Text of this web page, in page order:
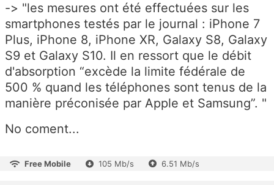
-> "les mesures ont été effectuées sur les
smartphones testés par le journal : iPhone 7
Plus, iPhone 8, iPhone XR, Galaxy S8, Galaxy
S9 et Galaxy S10. Il en ressort que le débit
d'absorption “excède la limite fédérale de
500 % quand les téléphones sont tenus de la
manière préconisée par Apple et Samsung”. "
No coment...
Free Mobile 105 Mb/s 6.51 Mb/s